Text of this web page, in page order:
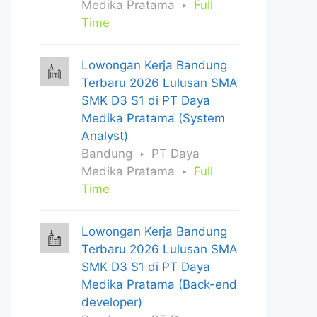
Medika Pratama
Full
Time
Lowongan Kerja Bandung
Terbaru 2026 Lulusan SMA
SMK D3 S1 di PT Daya
Medika Pratama (System
Analyst)
Bandung
PT Daya
Medika Pratama
Full
Time
Lowongan Kerja Bandung
Terbaru 2026 Lulusan SMA
SMK D3 S1 di PT Daya
Medika Pratama (Back-end
developer)